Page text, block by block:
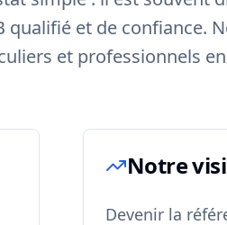
et de confiance.
et professionnels
Notre
Devenir la